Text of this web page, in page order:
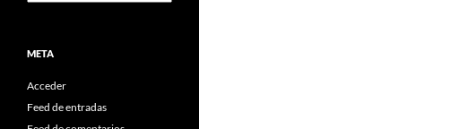
META
Acceder
Feed de entradas